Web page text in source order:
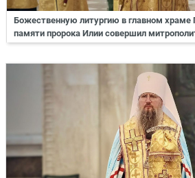
Божественную литургию в главном храме
памяти пророка Илии совершил